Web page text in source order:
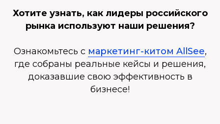
Хотите узнать, как лидеры российского
рынка используют наши решения?
Ознакомьтесь с маркетинг-китом AllSee,
где собраны реальные кейсы и решения,
доказавшие свою эффективность в
бизнесе!